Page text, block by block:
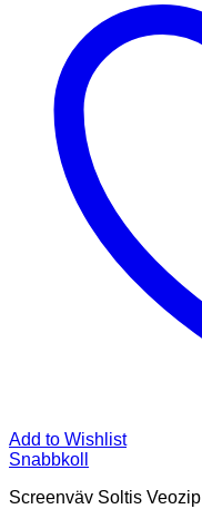
Add to Wishlist
Snabbkoll
Screenväv Soltis Veozip